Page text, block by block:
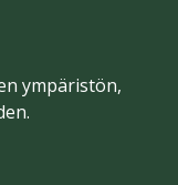
ympäristön,